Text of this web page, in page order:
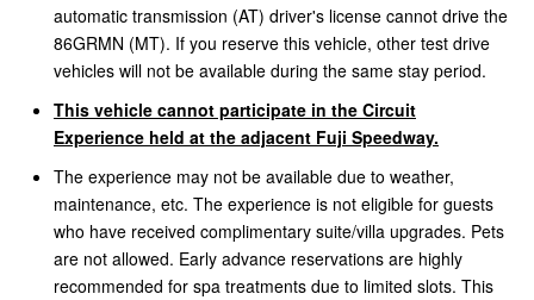
automatic transmission (AT) driver's license cannot drive the
86GRMN (MT). If you reserve this vehicle, other test drive
vehicles will not be available during the same stay period.
This vehicle cannot participate in the Circuit
Experience held at the adjacent Fuji Speedway.
The experience may not be available due to weather,
maintenance, etc. The experience is not eligible for guests
who have received complimentary suite/villa upgrades. Pets
are not allowed. Early advance reservations are highly
recommended for spa treatments due to limited slots. This